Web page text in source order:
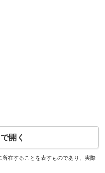
開く
在することを表すものであり、実際